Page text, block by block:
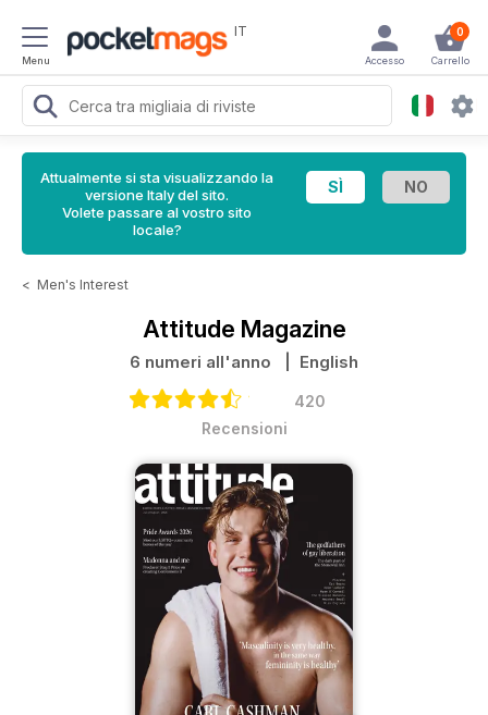
Menu
IT 0
Carrello
Accesso
Attualmente si sta visualizzando la
versione Italy del sito.
Volete passare al vostro sito
locale?
< Men's Interest
Attitude Magazine
6 numeri all'anno | English
420
Recensioni